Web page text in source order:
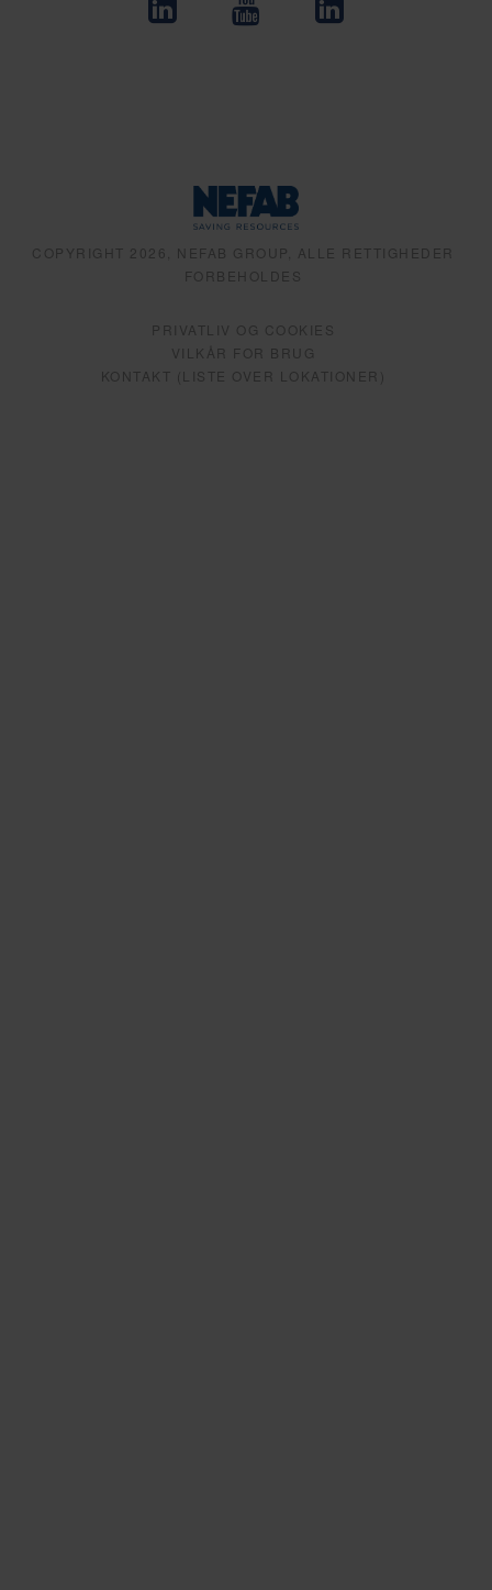
COPYRIGHT 2026, NEFAB GROUP, ALLE RETTIGHEDER
FORBEHOLDES
PRIVATLIV OG COOKIES
VILKÅR FOR BRUG
KONTAKT (LISTE OVER LOKATIONER)